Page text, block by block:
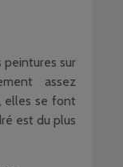
peintures sur
assez
elles se font
est du plus